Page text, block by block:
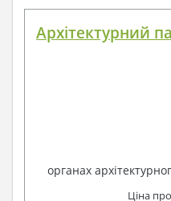
Архітектурний
органах
Ціна